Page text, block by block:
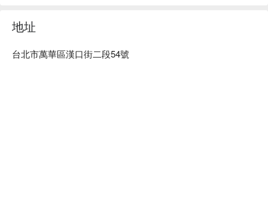
地址
台北市萬華區漢口街二段54號